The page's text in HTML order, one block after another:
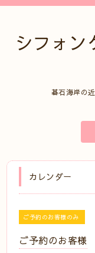
シフォ
碁石海岸の
カレンダー
ご予約のお客様のみ
ご予約のお客様